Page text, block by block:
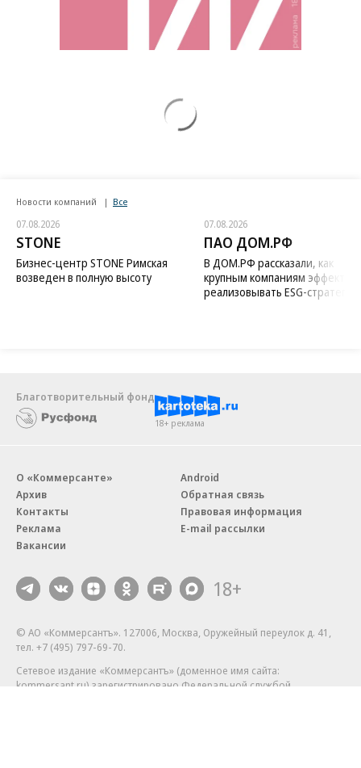
Новости компаний Все
07.08.2026
STONE
Бизнес-центр STONE Римская
возведен в полную высоту
07.08.2026
ПАО ДОМ.РФ
В ДОМ.РФ рассказали, как
крупным компаниям
реализовывать ESG-стратегию
Благотворительный фонд
18+ реклама
О «Коммерсанте»
Архив
Контакты
Реклама
Вакансии
Android
Обратная связь
Правовая информация
E-mail рассылки
18+
© АО «Коммерсантъ». 127006, Москва, Оружейный переулок д. 41,
тел. +7 (495) 797-69-70.
Сетевое издание «Коммерсантъ» (доменное имя сайта:
kommersant.ru) зарегистрировано Федеральной службой